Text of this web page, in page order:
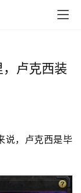
卢克西装
说，卢克西是毕